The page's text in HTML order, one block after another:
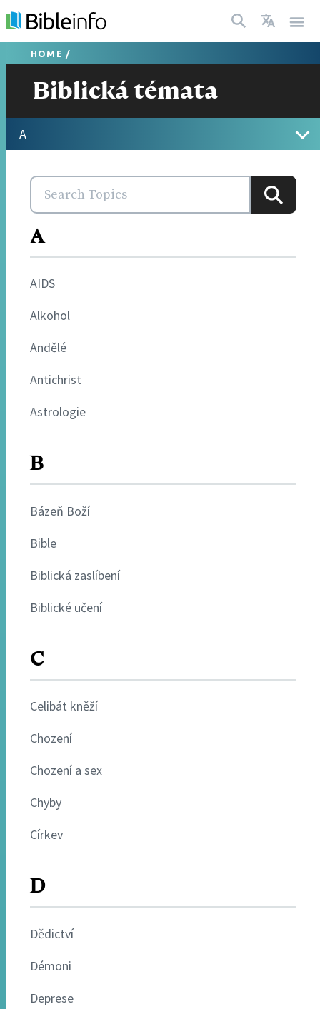
HOME /
Biblická témata
A
A
AIDS
Alkohol
Andělé
Antichrist
Astrologie
B
Bázeň Boží
Bible
Biblická zaslíbení
Biblické učení
C
Celibát kněží
Chození
Chození a sex
Chyby
Církev
D
Dědictví
Démoni
Deprese